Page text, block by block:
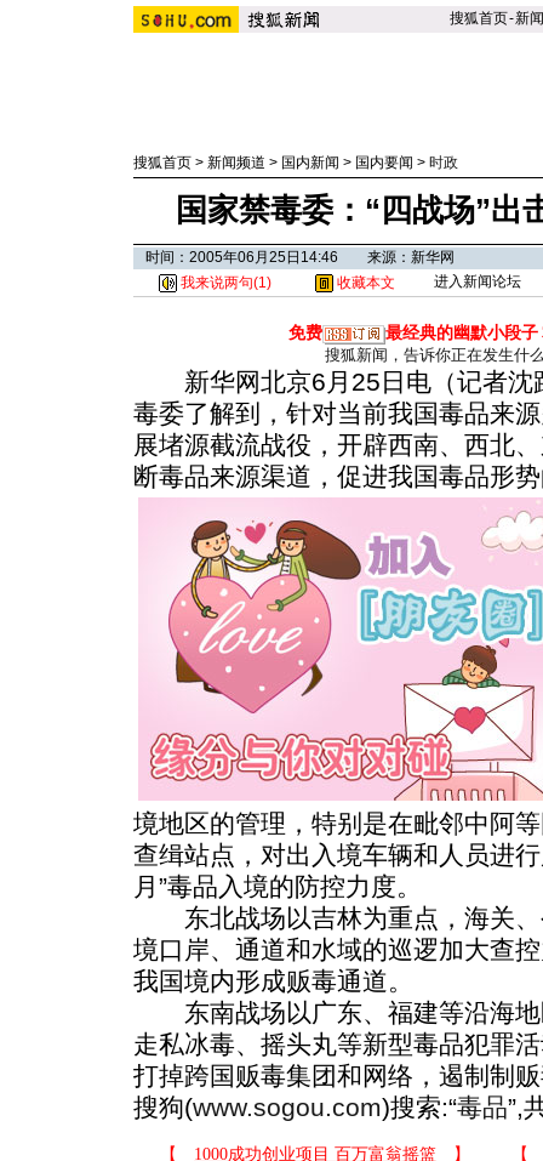
搜狐首页-新闻
搜狐首页 > 新闻频道 > 国内新闻 > 国内要闻 > 时政
国家禁毒委：“四战场”出
时间：2005年06月25日14:46 来源：新华网
我来说两句(1) 收藏本文 进入新闻论坛
免费 最经典的幽默小段子
搜狐新闻，告诉你正在发生什
新华网北京6月25日电（记者沈
毒委了解到，针对当前我国毒品来
展堵源截流战役，开辟西南、西北
断毒品来源渠道，促进我国毒品形
境地区的管理，特别是在毗邻中阿
查缉站点，对出入境车辆和人员进
月”毒品入境的防控力度。
东北战场以吉林为重点，海关、
境口岸、通道和水域的巡逻加大查
我国境内形成贩毒通道。
东南战场以广东、福建等沿海地
走私冰毒、摇头丸等新型毒品犯罪
打掉跨国贩毒集团和网络，遏制制
搜狗(www.sogou.com)搜索:“毒品”,